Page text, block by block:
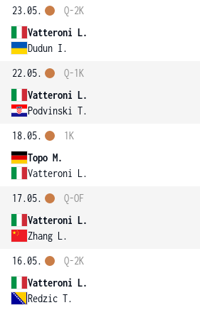
23.05.
Vatteroni L.
Dudun I.
Q-2K
22.05.
Vatteroni L.
Podvinski T.
Q-1K
18.05.
Topo M.
Vatteroni L.
1K
17.05.
Vatteroni L.
Zhang L.
Q-OF
16.05.
Vatteroni L.
Redzic T.
Q-2K